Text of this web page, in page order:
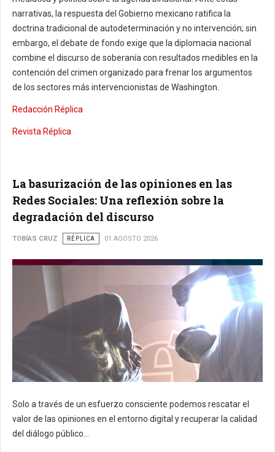
narrativas, la respuesta del Gobierno mexicano ratifica la
doctrina tradicional de autodeterminación y no intervención; sin
embargo, el debate de fondo exige que la diplomacia nacional
combine el discurso de soberanía con resultados medibles en la
contención del crimen organizado para frenar los argumentos
de los sectores más intervencionistas de Washington.
Redacción Réplica
Revista Réplica
La basurización de las opiniones en las
Redes Sociales: Una reflexión sobre la
degradación del discurso
TOBÍAS CRUZ RÉPLICA 01 AGOSTO 2026
Solo a través de un esfuerzo consciente podemos rescatar el
valor de las opiniones en el entorno digital y recuperar la calidad
del diálogo público...